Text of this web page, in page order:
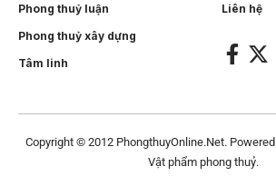
Phong thuỷ luận
Phong thuỷ xây dựng
Tâm linh
Liên hệ
Copyright © 2012 PhongthuyOnline.Net.
Vật phẩm phong thuỷ.